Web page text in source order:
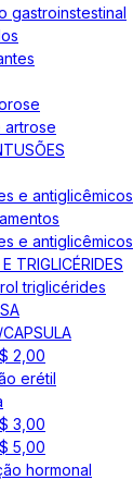
gastroinstestinal
artrose
e antiglicêmicos
e antiglicêmicos
TRIGLICÉRIDES
triglicérides
2,00
erétil
3,00
5,00
hormonal